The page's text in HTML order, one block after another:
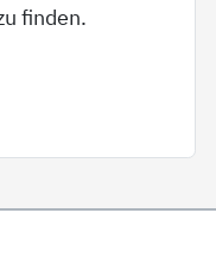
finden.